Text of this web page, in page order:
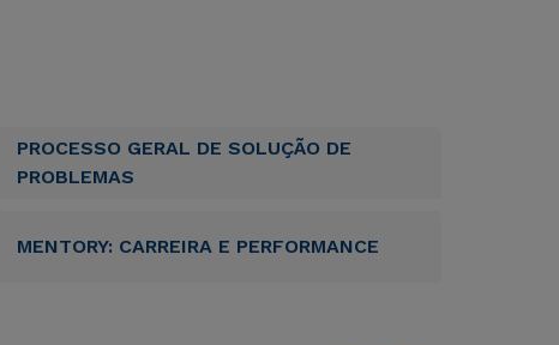
PROCESSO GERAL DE SOLUÇÃO DE
PROBLEMAS
MENTORY: CARREIRA E PERFORMANCE